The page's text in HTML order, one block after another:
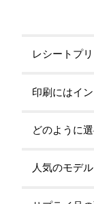
レシートプ
印刷にはイ
どのように
人気のモデ